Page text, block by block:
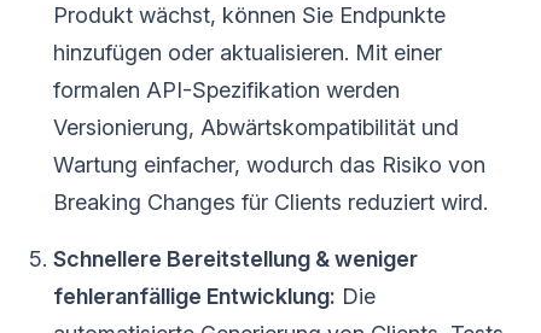
Produkt wächst, können Sie Endpunkte
hinzufügen oder aktualisieren. Mit einer
formalen API-Spezifikation werden
Versionierung, Abwärtskompatibilität und
Wartung einfacher, wodurch das Risiko von
Breaking Changes für Clients reduziert wird.
Schnellere Bereitstellung & weniger
fehleranfällige Entwicklung: Die